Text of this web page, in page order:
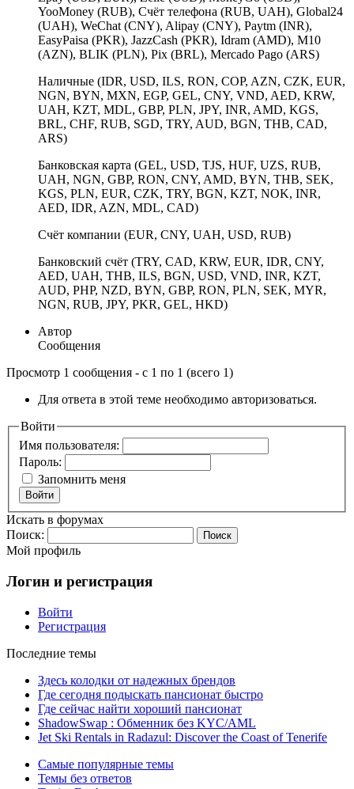
YooMoney (RUB), Счёт телефона (RUB, UAH), Global24
(UAH), WeChat (CNY), Alipay (CNY), Paytm (INR),
EasyPaisa (PKR), JazzCash (PKR), Idram (AMD), M10
(AZN), BLIK (PLN), Pix (BRL), Mercado Pago (ARS)
Наличные (IDR, USD, ILS, RON, COP, AZN, CZK, EUR,
NGN, BYN, MXN, EGP, GEL, CNY, VND, AED, KRW,
UAH, KZT, MDL, GBP, PLN, JPY, INR, AMD, KGS,
BRL, CHF, RUB, SGD, TRY, AUD, BGN, THB, CAD,
ARS)
Банковская карта (GEL, USD, TJS, HUF, UZS, RUB,
UAH, NGN, GBP, RON, CNY, AMD, BYN, THB, SEK,
KGS, PLN, EUR, CZK, TRY, BGN, KZT, NOK, INR,
AED, IDR, AZN, MDL, CAD)
Счёт компании (EUR, CNY, UAH, USD, RUB)
Банковский счёт (TRY, CAD, KRW, EUR, IDR, CNY,
AED, UAH, THB, ILS, BGN, USD, VND, INR, KZT,
AUD, PHP, NZD, BYN, GBP, RON, PLN, SEK, MYR,
NGN, RUB, JPY, PKR, GEL, HKD)
Автор
Сообщения
Просмотр 1 сообщения - с 1 по 1 (всего 1)
Для ответа в этой теме необходимо авторизоваться.
Войти
Имя пользователя:
Пароль:
Запомнить меня
Войти
Искать в форумах
Поиск:
Мой профиль
Логин и регистрация
Войти
Регистрация
Последние темы
Здесь колодки от надежных брендов
Где сегодня подыскать пансионат быстро
Где сейчас найти хороший пансионат
ShadowSwap : Обменник без KYC/AML
Jet Ski Rentals in Radazul: Discover the Coast of Tenerife
Самые популярные темы
Темы без ответов